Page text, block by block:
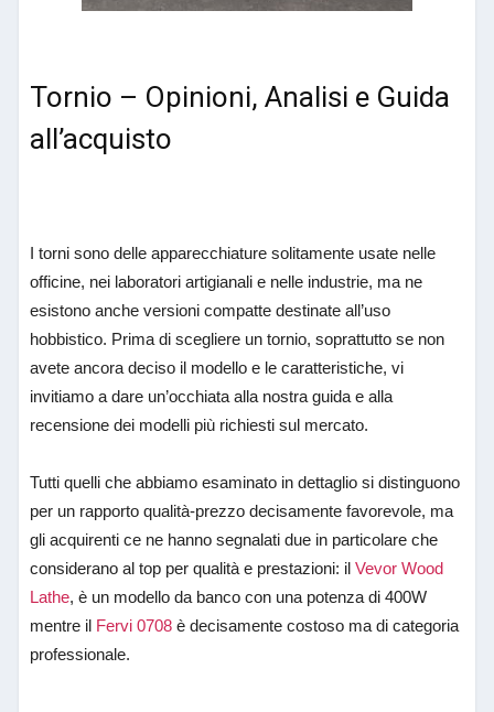
Tornio – Opinioni, Analisi e Guida
all’acquisto
I torni sono delle apparecchiature solitamente usate nelle
officine, nei laboratori artigianali e nelle industrie, ma ne
esistono anche versioni compatte destinate all’uso
hobbistico. Prima di scegliere un tornio, soprattutto se non
avete ancora deciso il modello e le caratteristiche, vi
invitiamo a dare un’occhiata alla nostra guida e alla
recensione dei modelli più richiesti sul mercato.
Tutti quelli che abbiamo esaminato in dettaglio si distinguono
per un rapporto qualità-prezzo decisamente favorevole, ma
gli acquirenti ce ne hanno segnalati due in particolare che
considerano al top per qualità e prestazioni: ilVevor Wood
Lathe, è un modello da banco con una potenza di 400W
mentre il Fervi 0708è decisamente costoso ma di categoria
professionale.